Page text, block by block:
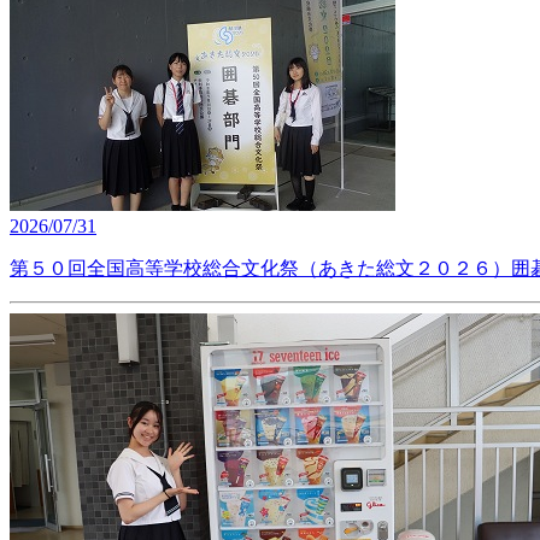
2026/07/31
第５０回全国高等学校総合文化祭（あきた総文２０２６）囲